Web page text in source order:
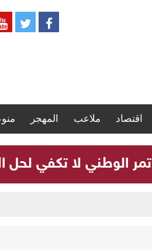
اقتصاد ملاعب المهجر
الوطني لا تكفي لحل